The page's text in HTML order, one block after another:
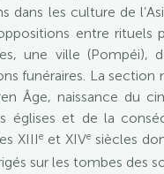
dans les culture de
entre rituels
une ville (Pompéi),
funéraires. La section
Âge, naissance du
églises et de la
XIIIe et XIVe siècles
sur les tombes des